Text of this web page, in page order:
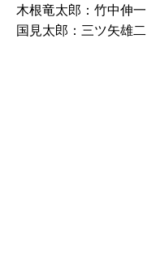
木根竜太郎：竹中伸一
国見太郎：三ツ矢雄二